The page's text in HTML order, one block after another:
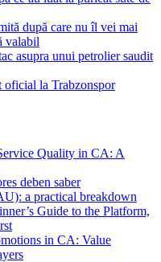
după care nu îl vei mai
valabil
asupra unui petrolier saudit
oficial la Trabzonspor
Quality in CA: A
deben saber
a practical breakdown
Guide to the Platform,
in CA: Value